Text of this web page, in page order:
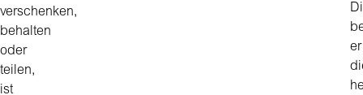
verschenken,
behalten
oder
teilen,
ist